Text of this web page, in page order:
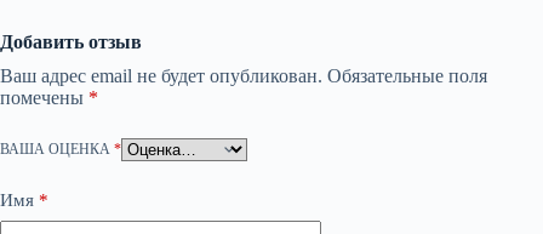
Добавить отзыв
Ваш адрес email не будет опубликован. Обязательные поля
помечены *
ВАША ОЦЕНКА *
Имя *